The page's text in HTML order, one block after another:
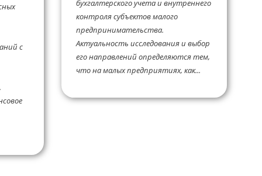
с
бухгалтерского учета и внутреннего
контроля субъектов малого
предпринимательства.
Актуальность исследования и выбор
его направлений определяются тем,
что на малых предприятиях, как...